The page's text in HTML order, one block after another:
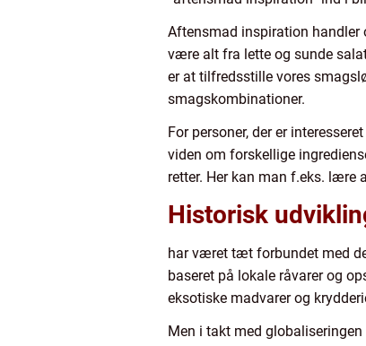
Aftensmad inspiration handler
være alt fra lette og sunde
er at tilfredsstille vores
smagskombinationer.
For personer, der er
viden om forskellige
retter. Her kan man f.eks. lære
Historisk
har været tæt forbundet med
baseret på lokale råvarer og
eksotiske madvarer og
Men i takt med